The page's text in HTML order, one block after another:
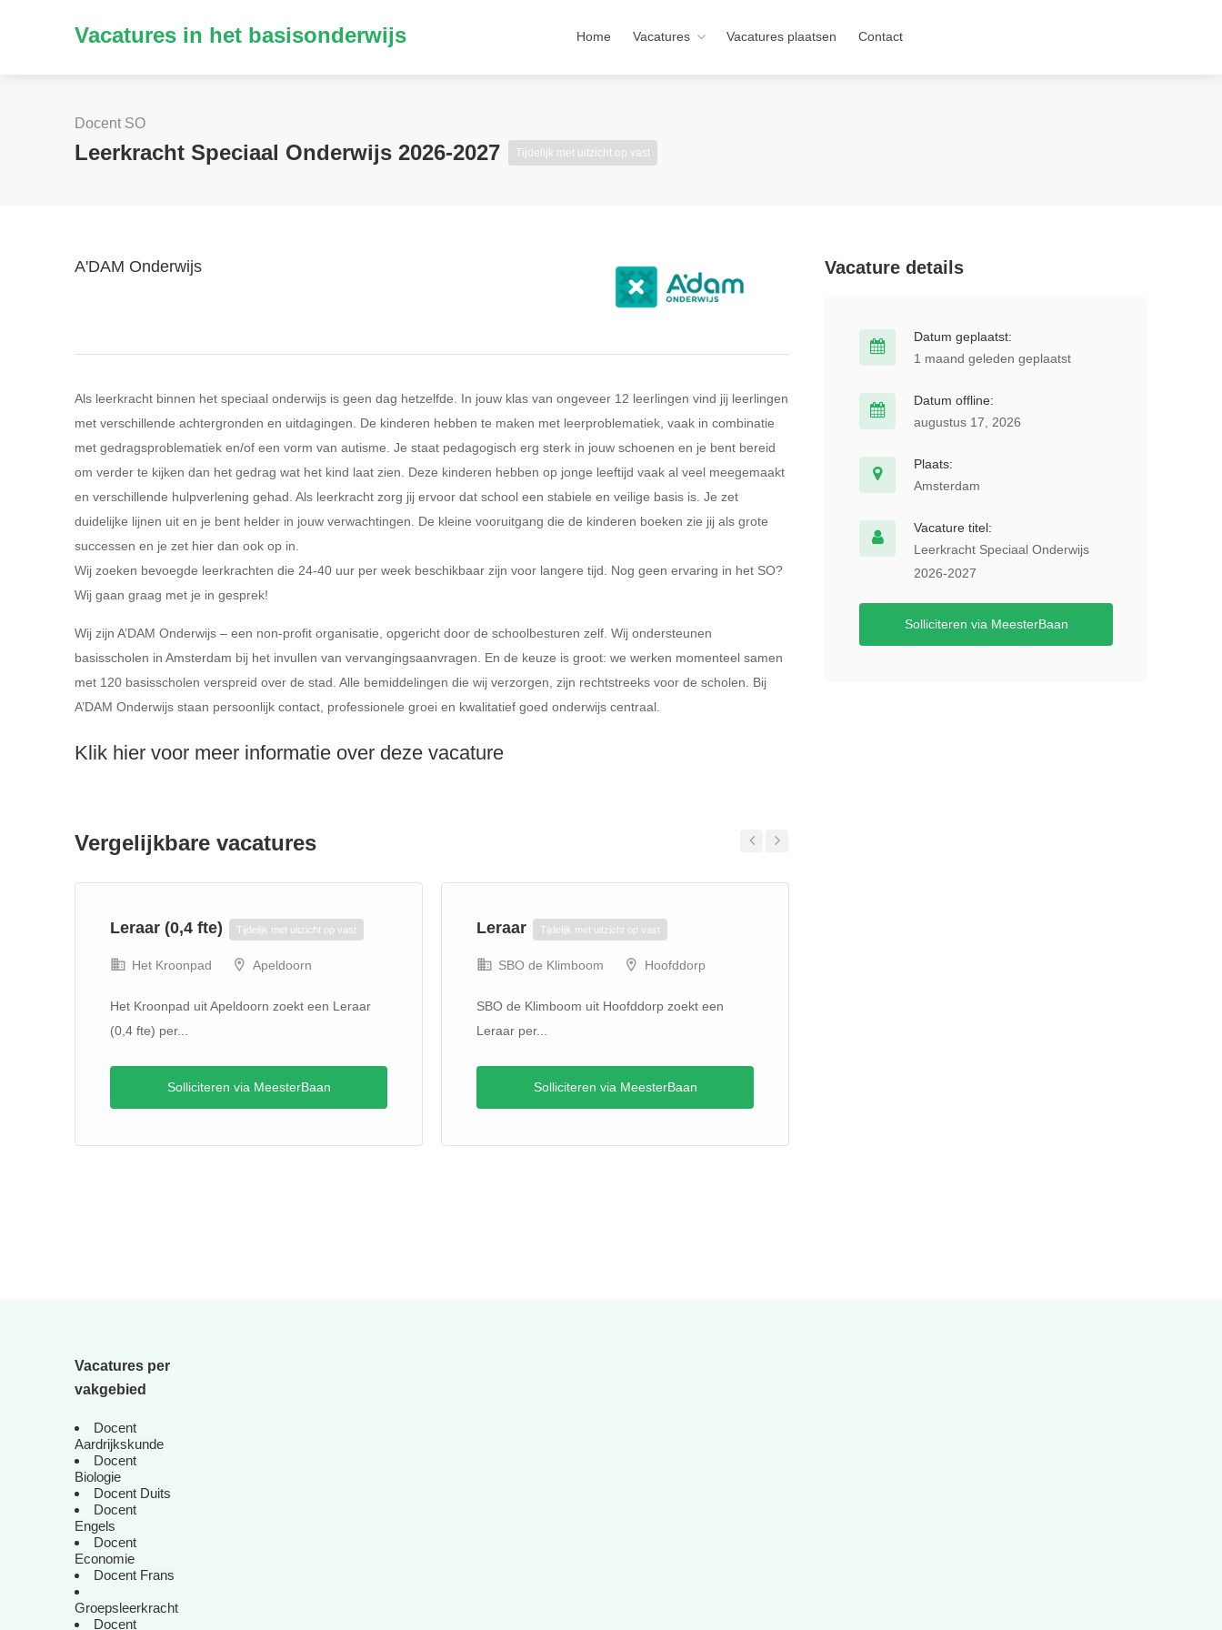
Vacatures in het basisonderwijs Home Vacatures Vacatures plaatsen Contact
Docent SO
Leerkracht Speciaal Onderwijs 2026-2027 Tijdelijk met uitzicht op vast
A'DAM Onderwijs
Als leerkracht binnen het speciaal onderwijs is geen dag hetzelfde. In jouw klas van ongeveer 12 leerlingen vind jij leerlingen
met verschillende achtergronden en uitdagingen. De kinderen hebben te maken met leerproblematiek, vaak in combinatie
met gedragsproblematiek en/of een vorm van autisme. Je staat pedagogisch erg sterk in jouw schoenen en je bent bereid
om verder te kijken dan het gedrag wat het kind laat zien. Deze kinderen hebben op jonge leeftijd vaak al veel meegemaakt
en verschillende hulpverlening gehad. Als leerkracht zorg jij ervoor dat school een stabiele en veilige basis is. Je zet
duidelijke lijnen uit en je bent helder in jouw verwachtingen. De kleine vooruitgang die de kinderen boeken zie jij als grote
successen en je zet hier dan ook op in.
Wij zoeken bevoegde leerkrachten die 24-40 uur per week beschikbaar zijn voor langere tijd. Nog geen ervaring in het SO?
Wij gaan graag met je in gesprek!
Wij zijn A’DAM Onderwijs – een non-profit organisatie, opgericht door de schoolbesturen zelf. Wij ondersteunen
basisscholen in Amsterdam bij het invullen van vervangingsaanvragen. En de keuze is groot: we werken momenteel samen
met 120 basisscholen verspreid over de stad. Alle bemiddelingen die wij verzorgen, zijn rechtstreeks voor de scholen. Bij
A’DAM Onderwijs staan persoonlijk contact, professionele groei en kwalitatief goed onderwijs centraal.
Klik hier voor meer informatie over deze vacature
Vergelijkbare vacatures
Leraar (0,4 fte) Tijdelijk met uitzicht op vast
Het Kroonpad Apeldoorn
Het Kroonpad uit Apeldoorn zoekt een Leraar
(0,4 fte) per...
Solliciteren via MeesterBaan
Leraar Tijdelijk met uitzicht op vast
SBO de Klimboom Hoofddorp
SBO de Klimboom uit Hoofddorp zoekt een
Leraar per...
Solliciteren via MeesterBaan
Vacature details
Datum geplaatst:
1 maand geleden geplaatst
Datum offline:
augustus 17, 2026
Plaats:
Amsterdam
Vacature titel:
Leerkracht Speciaal Onderwijs
2026-2027
Solliciteren via MeesterBaan
Vacatures per
vakgebied
Docent
Aardrijkskunde
Docent
Biologie
Docent Duits
Docent
Engels
Docent
Economie
Docent Frans
Groepsleerkracht
Docent